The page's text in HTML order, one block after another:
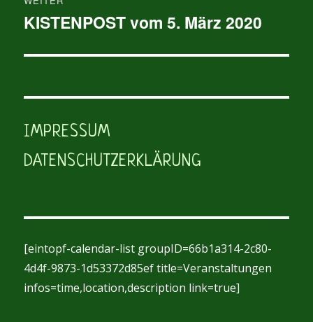
Nächster
KISTENPOST vom 5. März 2020
IMPRESSUM
DATENSCHUTZERKLÄRUNG
[eintopf-calendar-list groupID=66b1a314-2c80-
4d4f-9873-1d53372d85ef title=Veranstaltungen
infos=time,location,description link=true]